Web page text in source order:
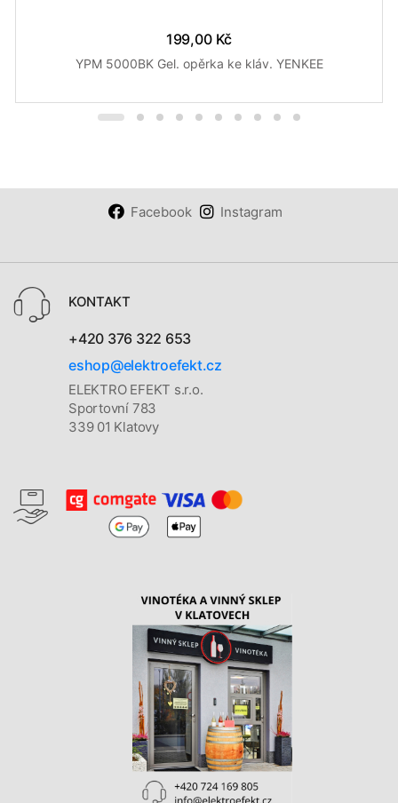
199,00 Kč
YPM 5000BK Gel. opěrka ke kláv. YENKEE
Facebook Instagram
KONTAKT
+420 376 322 653
eshop@elektroefekt.cz
ELEKTRO EFEKT s.r.o.
Sportovní 783
339 01 Klatovy